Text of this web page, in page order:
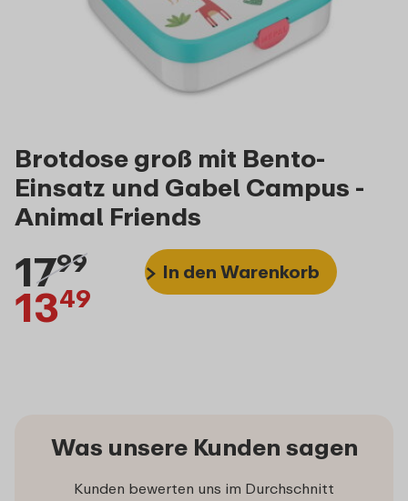
Brotdose groß mit Bento-
Einsatz und Gabel Campus -
Animal Friends
1799
1349
In den Warenkorb
Was unsere Kunden sagen
Kunden bewerten uns im Durchschnitt